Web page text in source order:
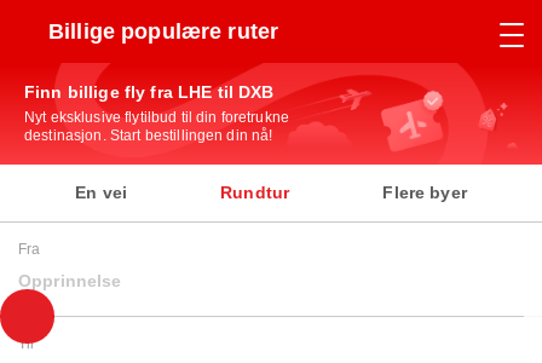
Billige populære ruter
Finn billige fly fra LHE til DXB
Nyt eksklusive flytilbud til din foretrukne
destinasjon. Start bestillingen din nå!
En vei Rundtur Flere byer
Fra
Opprinnelse
Til